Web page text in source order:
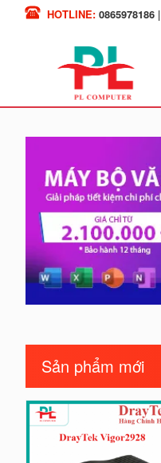
HOTLINE: 0865978186|
Sản phẩm mới